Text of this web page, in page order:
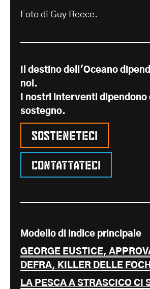
Foto di Guy Reece.
Il destino dell'Oceano
noi.
I nostri interventi
sostegno.
Sosteneteci
Contattateci
Modello di indice principale
GEORGE EUSTICE,
DEFRA, KILLER DELLE
LA PESCA A STRASCICO CI